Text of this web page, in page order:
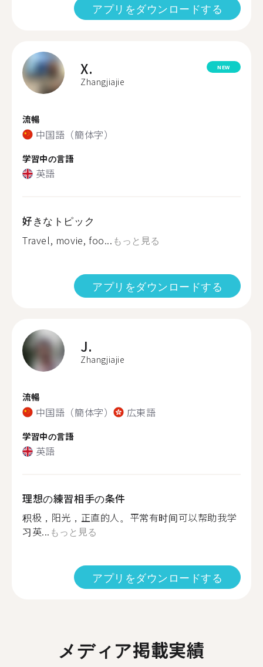
アプリをダウンロードする
X.
Zhangjiajie
NEW
流暢
中国語（簡体字）
学習中の言語
英語
好きなトピック
Travel, movie, foo... もっと見る
アプリをダウンロードする
J.
Zhangjiajie
流暢
中国語（簡体字） 広東語
学習中の言語
英語
理想の練習相手の条件
积极，阳光，正直的人。平常有时间可以帮助我学
习英... もっと見る
アプリをダウンロードする
メディア掲載実績